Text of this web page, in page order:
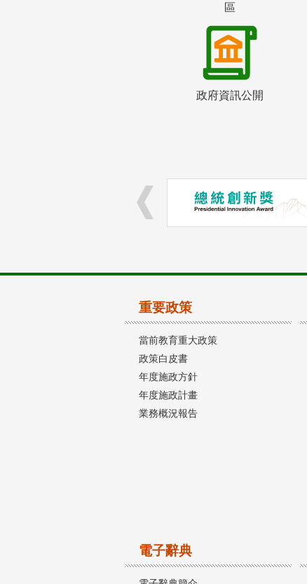
區
政府資訊公開
重要政策
當前教育重大政策
政策白皮書
年度施政方針
年度施政計畫
業務概況報告
電子辭典